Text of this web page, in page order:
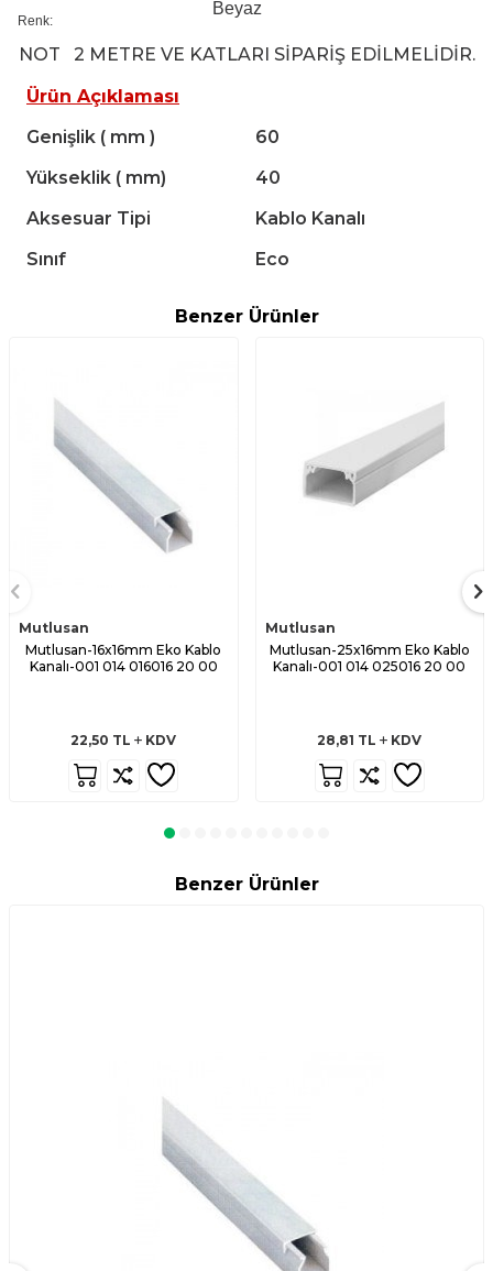
Renk:
Beyaz
NOT
2 METRE VE KATLARI SİPARİŞ EDİLMELİDİR.
Ürün Açıklaması
Genişlik ( mm )
60
Yükseklik ( mm)
40
Aksesuar Tipi
Kablo Kanalı
Sınıf
Eco
Benzer Ürünler
Mutlusan
Mutlusan-16x16mm Eko Kablo
Kanalı-001 014 016016 20 00
22,50 TL KDV
Mutlusan
Mutlusan-25x16mm Eko Kablo
Kanalı-001 014 025016 20 00
28,81 TL KDV
Benzer Ürünler